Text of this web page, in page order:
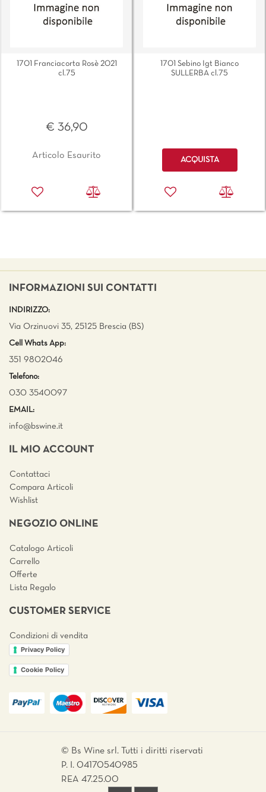
1701 Franciacorta Rosè 2021
cl.75
€ 36,90
Articolo Esaurito
1701 Sebino Igt Bianco
SULLERBA cl.75
Quantità
ACQUISTA
INFORMAZIONI SUI CONTATTI
INDIRIZZO:
Via Orzinuovi 35, 25125 Brescia (BS)
Cell Whats App:
351 9802046
Telefono:
030 3540097
EMAIL:
info@bswine.it
IL MIO ACCOUNT
Contattaci
Compara Articoli
Wishlist
NEGOZIO ONLINE
Catalogo Articoli
Carrello
Offerte
Lista Regalo
CUSTOMER SERVICE
Condizioni di vendita
Privacy Policy
Cookie Policy
© Bs Wine srl. Tutti i diritti riservati
P. I. 04170540985
REA 47.25.00